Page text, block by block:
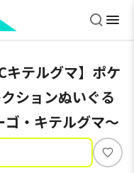
キテルグマ】ポケ
ションぬいぐる
・キテルグマ～
い